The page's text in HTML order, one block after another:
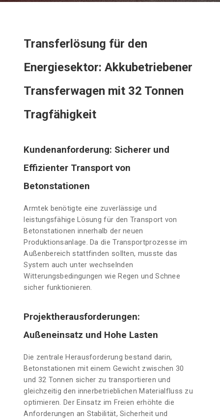
Transferlösung für den
Energiesektor: Akkubetriebener
Transferwagen mit 32 Tonnen
Tragfähigkeit
Kundenanforderung: Sicherer und
Effizienter Transport von
Betonstationen
Armtek benötigte eine zuverlässige und
leistungsfähige Lösung für den Transport von
Betonstationen innerhalb der neuen
Produktionsanlage. Da die Transportprozesse im
Außenbereich stattfinden sollten, musste das
System auch unter wechselnden
Witterungsbedingungen wie Regen und Schnee
sicher funktionieren.
Projektherausforderungen:
Außeneinsatz und Hohe Lasten
Die zentrale Herausforderung bestand darin,
Betonstationen mit einem Gewicht zwischen 30
und 32 Tonnen sicher zu transportieren und
gleichzeitig den innerbetrieblichen Materialfluss zu
optimieren. Der Einsatz im Freien erhöhte die
Anforderungen an Stabilität, Sicherheit und